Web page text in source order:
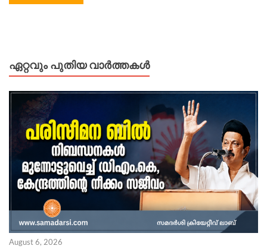
ഏറ്റവും പുതിയ വാർത്തകൾ
August 6, 2026